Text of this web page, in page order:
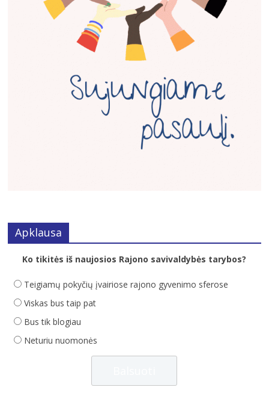
Apklausa
Ko tikitės iš naujosios Rajono savivaldybės tarybos?
Teigiamų pokyčių įvairiose rajono gyvenimo sferose
Viskas bus taip pat
Bus tik blogiau
Neturiu nuomonės